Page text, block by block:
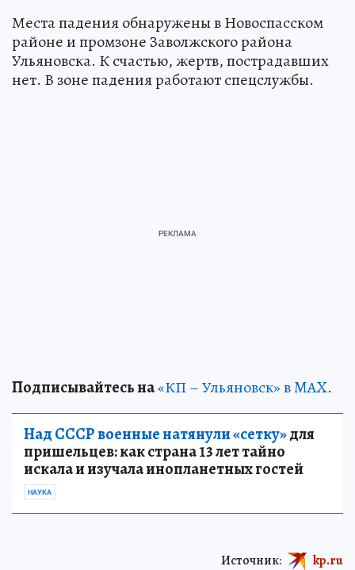
Места падения обнаружены в Новоспасском
районе и промзоне Заволжского района
Ульяновска. К счастью, жертв, пострадавших
нет. В зоне падения работают спецслужбы.
Подписывайтесь на«КП – Ульяновск» в MAX.
Над СССР военные натянули «сетку»для
пришельцев: как страна 13 лет тайно
искала и изучала инопланетных гостей
НАУКА
Источник: kp.ru